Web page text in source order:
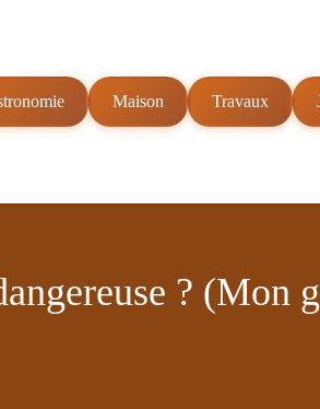
Maison Travaux
? (Mon